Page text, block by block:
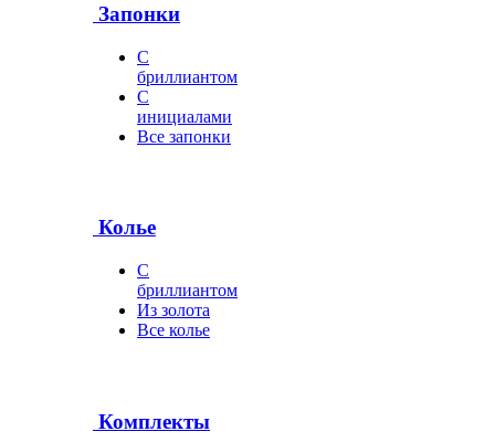
Запонки
С
бриллиантом
С
инициалами
Все запонки
Колье
С
бриллиантом
Из золота
Все колье
Комплекты